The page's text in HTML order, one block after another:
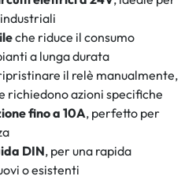
che riduce il consumo
a lunga durata
il relè manualmente,
richiedono azioni specifiche
fino a 10A, perfetto per
DIN, per una rapida
o esistenti